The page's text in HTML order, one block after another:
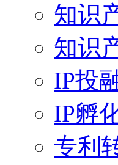
知识
知识
IP投
IP孵
专利